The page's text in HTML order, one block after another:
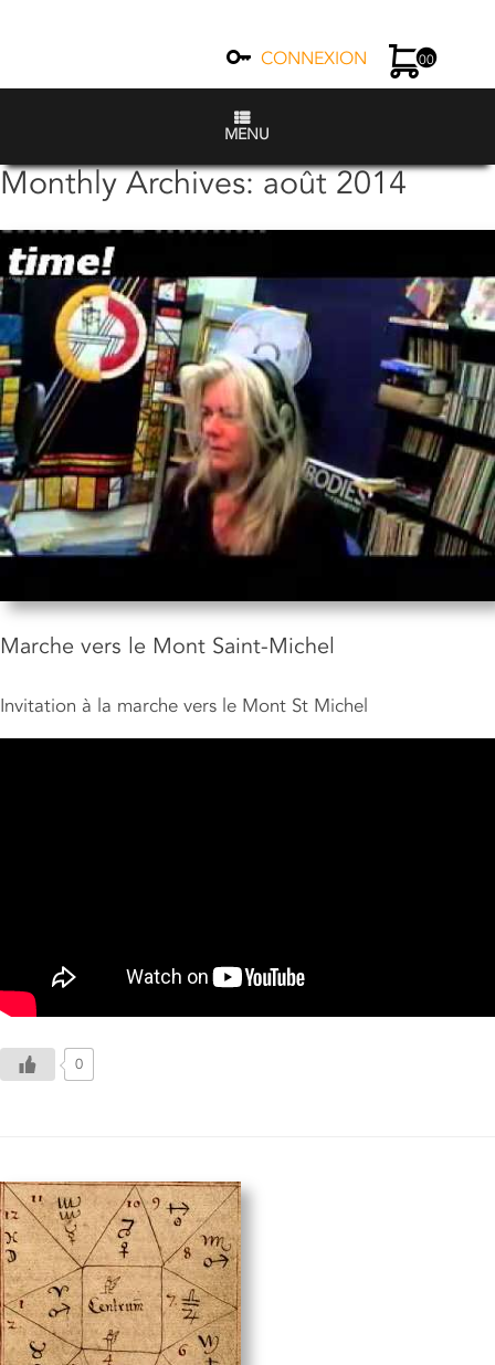
CONNEXION 00
MENU
Monthly Archives:août 2014
Marche vers le Mont Saint-Michel
Invitation à la marche vers le Mont St Michel
0